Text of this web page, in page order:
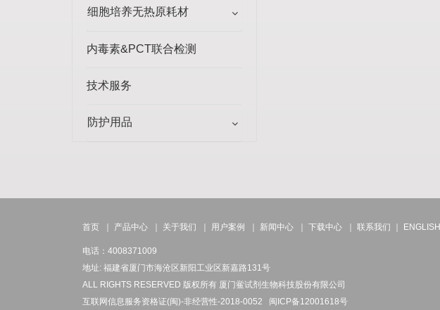
细胞培养无热原耗材
内毒素&PCT联合检测
技术服务
防护用品
首页 产品中心 关于我们 用户案例 新闻中心 下载中心 联系我们 ENGLISH
电话：4008371009
地址: 福建省厦门市海沧区新阳工业区新嘉路131号
ALL RIGHTS RESERVED 版权所有 厦门鲎试剂生物科技股份有限公司
互联网信息服务资格证(闽)-非经营性-2018-0052 闽ICP备12001618号